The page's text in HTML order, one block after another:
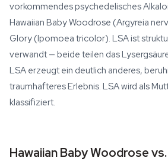
vorkommendes psychedelisches
Hawaiian Baby Woodrose (Argyreia
Glory (Ipomoea tricolor). LSA ist
verwandt — beide teilen das
LSA erzeugt ein deutlich anderes,
traumhafteres Erlebnis. LSA wird als
klassifiziert.
Hawaiian Baby Woodrose